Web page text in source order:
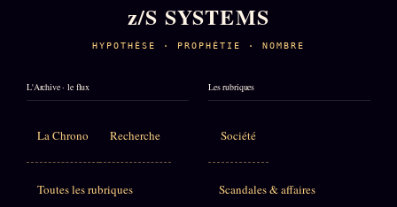
z/S SYSTEMS
HYPOTHÈSE · PROPHÉTIE · NOMBRE
L'Archive · le flux
La Chrono Recherche
Toutes les rubriques
Les rubriques
Société
Scandales & affaires